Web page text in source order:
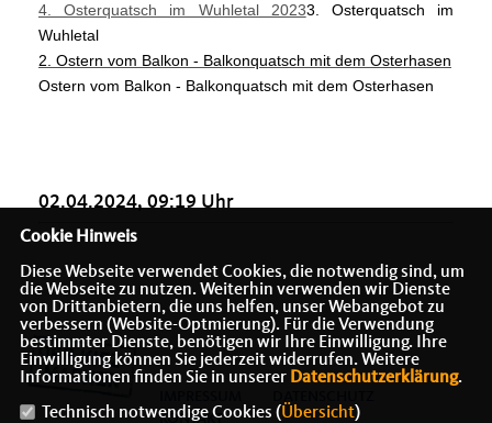
4. Osterquatsch im Wuhletal 20233. Osterquatsch im
Wuhletal
2. Ostern vom Balkon - Balkonquatsch mit dem Osterhasen
Ostern vom Balkon - Balkonquatsch mit dem Osterhasen
02.04.2024, 09:19 Uhr
KONTAKT
Cookie Hinweis
Diese Webseite verwendet Cookies, die notwendig sind, um
die Webseite zu nutzen. Weiterhin verwenden wir Dienste
von Drittanbietern, die uns helfen, unser Webangebot zu
verbessern (Website-Optmierung). Für die Verwendung
bestimmter Dienste, benötigen wir Ihre Einwilligung. Ihre
Einwilligung können Sie jederzeit widerrufen. Weitere
Informationen finden Sie in unserer Datenschutzerklärung.
Technisch notwendige Cookies (Übersicht)